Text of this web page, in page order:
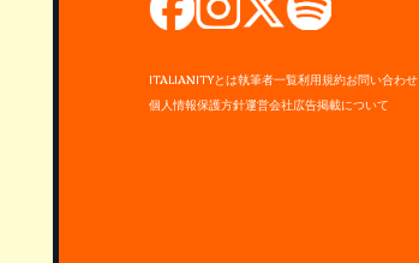
ITALIANITYとは執筆者一覧利用規約お問い合わせ
個人情報保護方針運営会社広告掲載について